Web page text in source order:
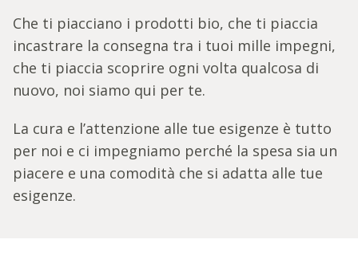
Che ti piacciano i prodotti bio, che ti piaccia
incastrare la consegna tra i tuoi mille impegni,
che ti piaccia scoprire ogni volta qualcosa di
nuovo, noi siamo qui per te.
La cura e l’attenzione alle tue esigenze è tutto
per noi e ci impegniamo perché la spesa sia un
piacere e una comodità che si adatta alle tue
esigenze.